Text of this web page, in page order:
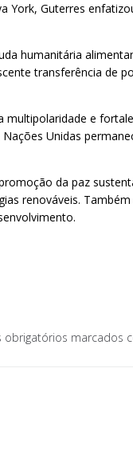
York, Guterres
humanitária
transferência
multipolaridade e
Unidas
da paz
renováveis.
obrigatórios marcados